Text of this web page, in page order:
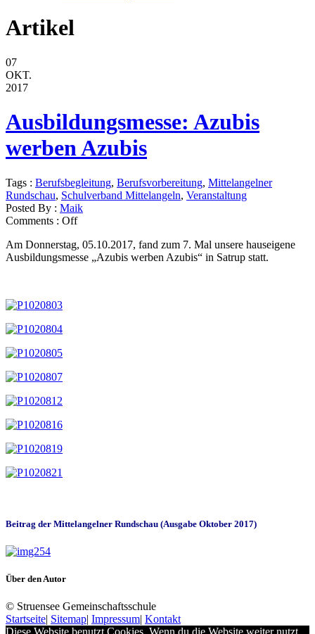
Artikel
07
OKT.
2017
Ausbildungsmesse: Azubis
werben Azubis
Tags : Berufsbegleitung, Berufsvorbereitung, Mittelangelner
Rundschau, Schulverband Mittelangeln, Veranstaltung
Posted By : Maik
Comments : Off
Am Donnerstag, 05.10.2017, fand zum 7. Mal unsere hauseigene
Ausbildungsmesse „Azubis werben Azubis“ in Satrup statt.
Beitrag der Mittelangelner Rundschau (Ausgabe Oktober 2017)
Über den Autor
© Struensee Gemeinschaftsschule
Startseite| Sitemap| Impressum| Kontakt